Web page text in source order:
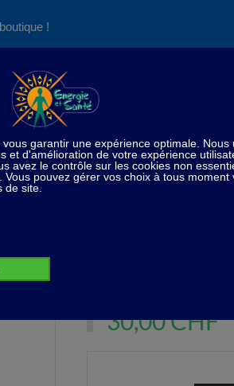
!
Nos produits succès
Découvrez aussi notre site de
consultations et de formations
Formations téléchargeables
: Fascicule 3
30,00 CHF